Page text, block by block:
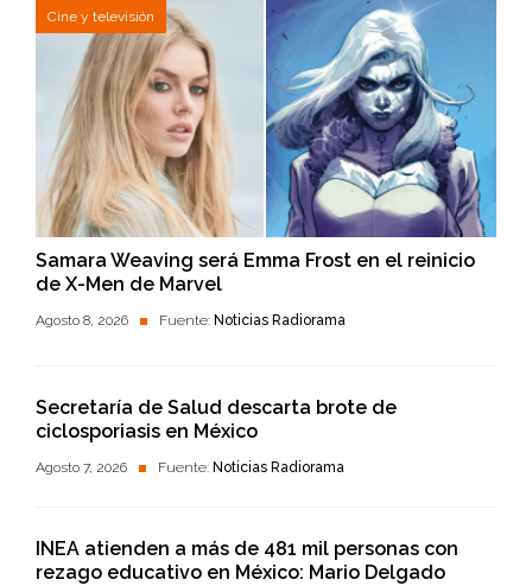
Cine y televisión
Samara Weaving será Emma Frost en el reinicio
de X-Men de Marvel
Agosto 8, 2026 Fuente: Noticias Radiorama
Secretaría de Salud descarta brote de
ciclosporiasis en México
Agosto 7, 2026 Fuente: Noticias Radiorama
INEA atienden a más de 481 mil personas con
rezago educativo en México: Mario Delgado